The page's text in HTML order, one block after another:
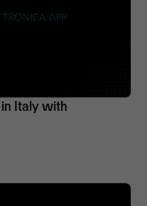
Italy with